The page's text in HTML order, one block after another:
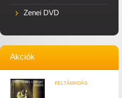
Zenei DVD
Akciók
FELTÁMADÁS